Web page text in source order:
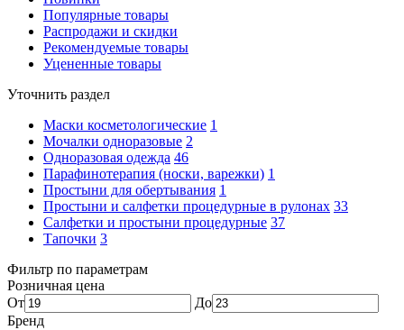
Популярные товары
Распродажи и скидки
Рекомендуемые товары
Уцененные товары
Уточнить раздел
Маски косметологические 1
Мочалки одноразовые 2
Одноразовая одежда 46
Парафинотерапия (носки, варежки) 1
Простыни для обертывания 1
Простыни и салфетки процедурные в рулонах 33
Салфетки и простыни процедурные 37
Тапочки 3
Фильтр по параметрам
Розничная цена
От
До
Бренд